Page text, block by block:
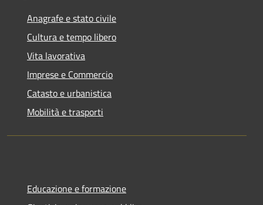
Anagrafe e stato civile
Cultura e tempo libero
Vita lavorativa
Imprese e Commercio
Catasto e urbanistica
Mobilità e trasporti
Educazione e formazione